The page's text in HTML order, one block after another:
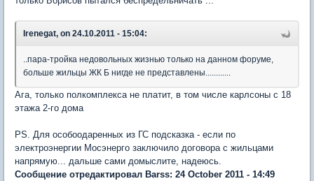
Irenegat, on 24.10.2011 - 15:04:
..пара-тройка недовольных жизнью только на данном форуме,
больше жильцы ЖК Б нигде не представлены............
Ага, только полкомплекса не платит, в том числе карлсоны с 18
этажа 2-го дома
PS. Для особоодаренных из ГС подсказка - если по
электроэнергии Мосэнерго заключило договора с жильцами
напрямую... дальше сами домыслите, надеюсь.
Сообщение отредактировал Barss: 24 October 2011 - 14:49